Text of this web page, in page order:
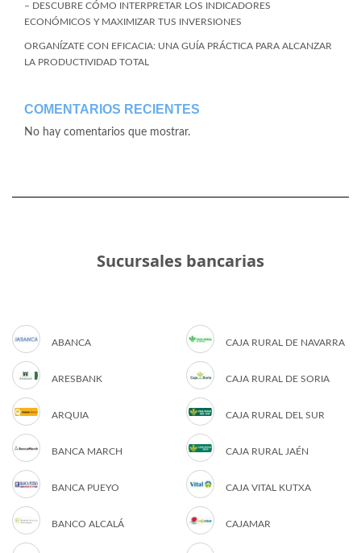
– DESCUBRE CÓMO INTERPRETAR LOS INDICADORES
ECONÓMICOS Y MAXIMIZAR TUS INVERSIONES
ORGANÍZATE CON EFICACIA: UNA GUÍA PRÁCTICA PARA ALCANZAR
LA PRODUCTIVIDAD TOTAL
COMENTARIOS RECIENTES
No hay comentarios que mostrar.
Sucursales bancarias
ABANCA
ARESBANK
ARQUIA
BANCA MARCH
BANCA PUEYO
BANCO ALCALÁ
CAJA RURAL DE NAVARRA
CAJA RURAL DE SORIA
CAJA RURAL DEL SUR
CAJA RURAL JAÉN
CAJA VITAL KUTXA
CAJAMAR